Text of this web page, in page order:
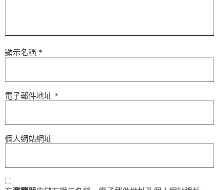
顯示名稱 *
電子郵件地址 *
個人網站網址